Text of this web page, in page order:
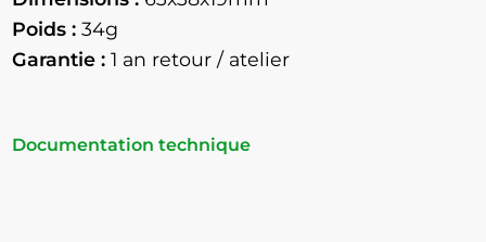
Poids : 34g
Garantie : 1 an retour / atelier
Documentation technique